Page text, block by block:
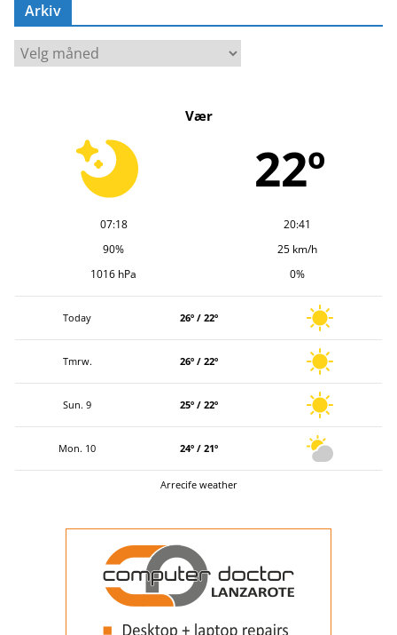
Arkiv
A
Vær
22º
07:18
20:41
90%
25 km/h
1016 hPa
0%
Today 26º / 22º
Tmrw. 26º / 22º
Sun. 9 25º / 22º
Mon. 10 24º / 21º
Arrecife weather